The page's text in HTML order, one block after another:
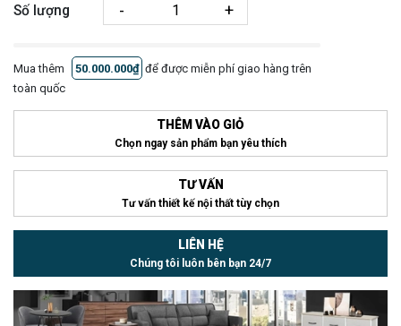
Số lượng - +
Mua thêm 50.000.000₫ để được miễn phí giao hàng trên
toàn quốc
THÊM VÀO GIỎ
Chọn ngay sản phẩm bạn yêu thích
TƯ VẤN
Tư vấn thiết kế nội thất tùy chọn
LIÊN HỆ
Chúng tôi luôn bên bạn 24/7